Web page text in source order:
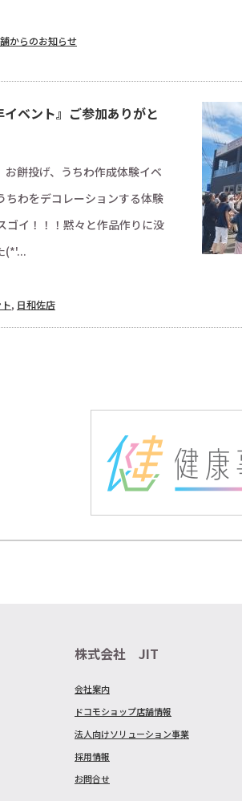
からのお知らせ
ベント』ご参加ありがと
餅投げ、うちわ作成体験イベ
わをデコレーションする体験
イ！！！黙々と作品作りに没
(*'...
, 日和佐店
株式会社 JIT
会社案内
ドコモショップ店舗情報
法人向けソリューション事業
採用情報
お問合せ